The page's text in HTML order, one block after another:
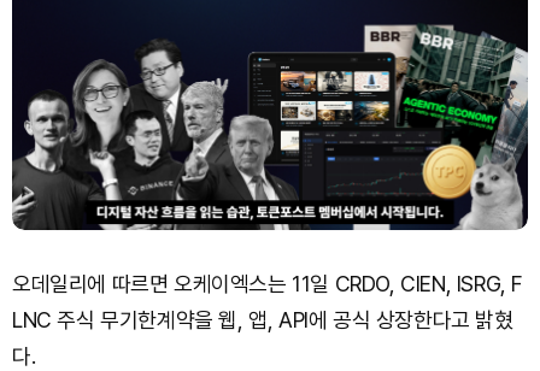
Hyperliquid (HYPE) ₩79,648(-1.23%)
Dogecoin (DOGE) ₩99.33(+0.29%)
Bitcoin (BTC) ₩92,232,594(+1.29%)
오데일리에 따르면 오케이엑스는 11일 CRDO, CIEN, ISRG, F
LNC 주식 무기한계약을 웹, 앱, API에 공식 상장한다고 밝혔
다.